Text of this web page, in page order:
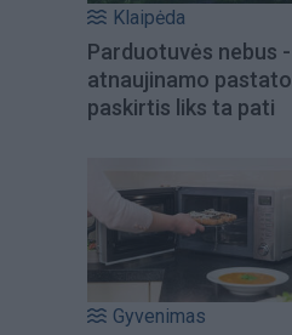
Klaipėda
Parduotuvės nebus -
atnaujinamo pastato
paskirtis liks ta pati
Gyvenimas